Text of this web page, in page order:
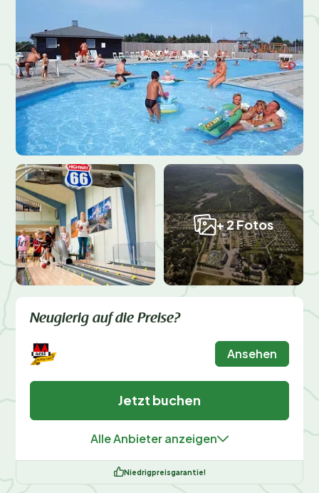
+ 2 Fotos
Neugierig auf die Preise?
Ansehen
Jetzt buchen
Alle Anbieter anzeigen
Niedrigpreisgarantie!